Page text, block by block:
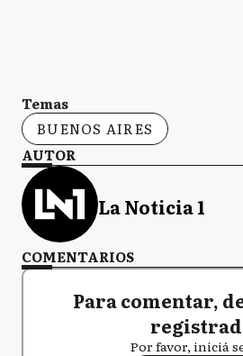
Temas
BUENOS AIRES
AUTOR
La Noticia 1
COMENTARIOS
Para comentar,
Por favor, iniciá